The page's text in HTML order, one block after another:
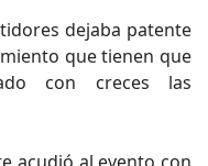
dejaba patente
que tienen que
con creces las